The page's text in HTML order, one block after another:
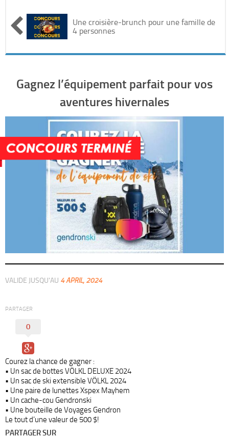
Une croisière-brunch pour une famille de
4 personnes
Gagnez l’équipement parfait pour vos
aventures hivernales
VALIDE JUSQU'AU 4 APRIL, 2024
PARTAGER
0
Courez la chance de gagner :
• Un sac de bottes VÖLKL DELUXE 2024
• Un sac de ski extensible VÖLKL 2024
• Une paire de lunettes Xspex Mayhem
• Un cache-cou Gendronski
• Une bouteille de Voyages Gendron
Le tout d’une valeur de 500 $!
PARTAGER SUR